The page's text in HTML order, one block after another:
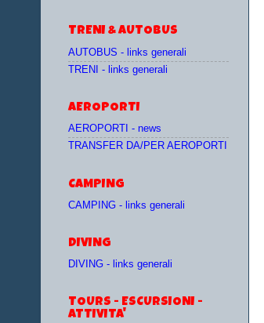
TRENI & AUTOBUS
AUTOBUS - links generali
TRENI - links generali
AEROPORTI
AEROPORTI - news
TRANSFER DA/PER AEROPORTI
CAMPING
CAMPING - links generali
DIVING
DIVING - links generali
TOURS - ESCURSIONI -
ATTIVITA'